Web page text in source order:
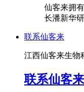
仙客来拥
长潘新华
联系仙客来
江西仙客来生物
联系仙客来